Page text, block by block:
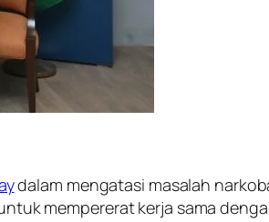
dalam mengatasi masalah
mempererat kerja sama